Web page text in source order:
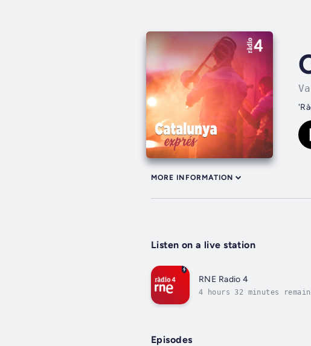
MORE INFORMATION
Listen on a live station
RNE Radio 4
4 hours 32 minutes
Episodes